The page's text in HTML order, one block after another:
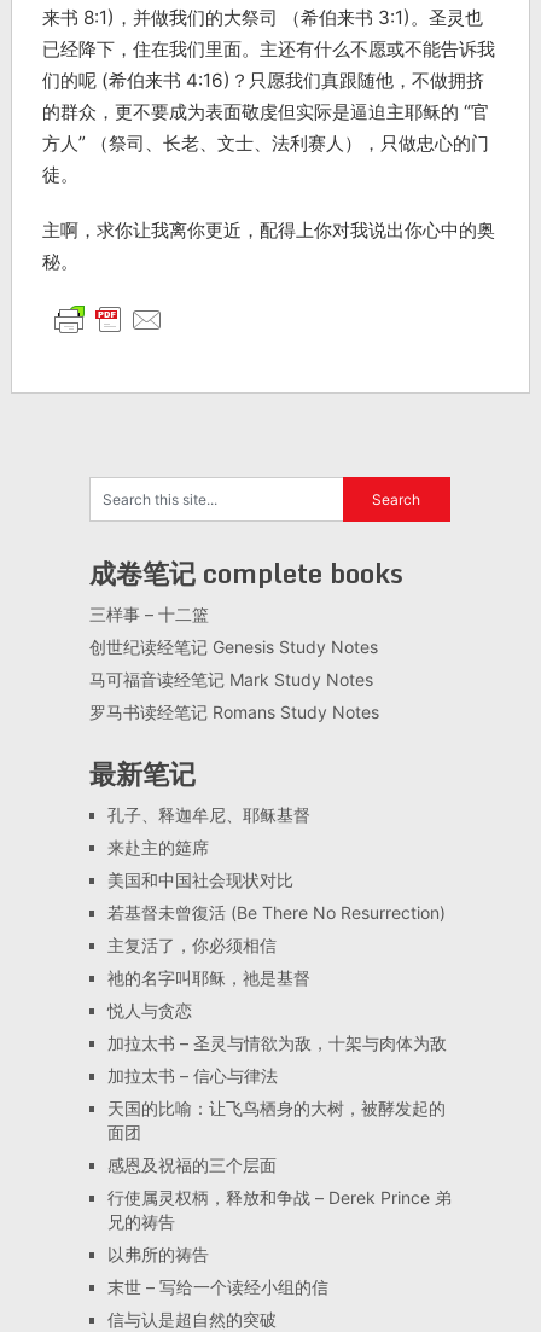
来书 8:1)，并做我们的大祭司 （希伯来书 3:1)。圣灵也
已经降下，住在我们里面。主还有什么不愿或不能告诉我
们的呢 (希伯来书 4:16)？只愿我们真跟随他，不做拥挤
的群众，更不要成为表面敬虔但实际是逼迫主耶稣的 “官
方人” （祭司、长老、文士、法利赛人），只做忠心的门
徒。
主啊，求你让我离你更近，配得上你对我说出你心中的奥
秘。
成卷笔记 complete books
三样事 – 十二篮
创世纪读经笔记 Genesis Study Notes
马可福音读经笔记 Mark Study Notes
罗马书读经笔记 Romans Study Notes
最新笔记
孔子、释迦牟尼、耶稣基督
来赴主的筵席
美国和中国社会现状对比
若基督未曾復活 (Be There No Resurrection)
主复活了，你必须相信
祂的名字叫耶稣，祂是基督
悦人与贪恋
加拉太书 – 圣灵与情欲为敌，十架与肉体为敌
加拉太书 – 信心与律法
天国的比喻：让飞鸟栖身的大树，被酵发起的
面团
感恩及祝福的三个层面
行使属灵权柄，释放和争战 – Derek Prince 弟
兄的祷告
以弗所的祷告
末世 – 写给一个读经小组的信
信与认是超自然的突破